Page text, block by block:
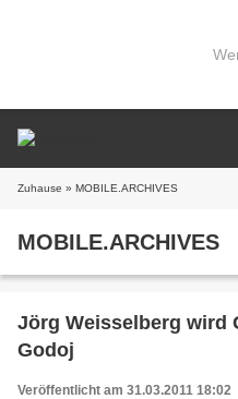
Zuhause » MOBILE.ARCHIVES
MOBILE.ARCHIVES
Jörg Weisselberg wird
Godoj
Veröffentlicht am 31.03.2011 18:02